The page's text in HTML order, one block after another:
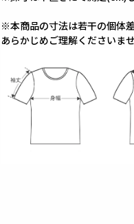
※本商品の寸法は若干の個体差
あらかじめご理解くださいませ